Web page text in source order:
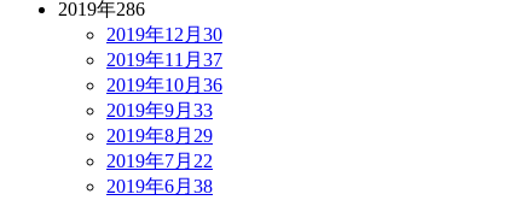
2019年286
2019年12月 30
2019年11月 37
2019年10月 36
2019年9月 33
2019年8月 29
2019年7月 22
2019年6月 38